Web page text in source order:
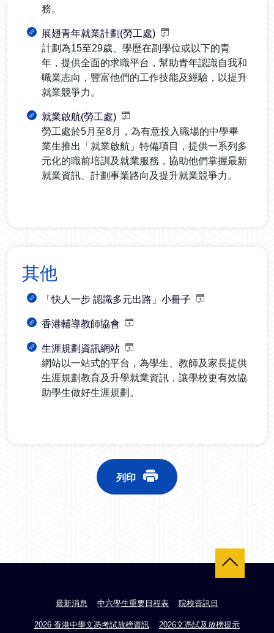
務。
展翅青年就業計劃(勞工處)
計劃為15至29歲、學歷在副學位或以下的青
年，提供全面的求職平台，幫助青年認識自我和
職業志向，豐富他們的工作技能及經驗，以提升
就業競爭力。
就業啟航(勞工處)
勞工處於5月至8月，為有意投入職場的中學畢
業生推出「就業啟航」特備項目，提供一系列多
元化的職前培訓及就業服務，協助他們掌握最新
就業資訊、計劃事業路向及提升就業競爭力。
其他
「快人一步 認識多元出路」小冊子
香港輔導教師協會
生涯規劃資訊網站
網站以一站式的平台，為學生、教師及家長提供
生涯規劃教育及升學就業資訊，讓學校更有效協
助學生做好生涯規劃。
列印
最新消息 中六學生重要日程表 院校資訊日
2026 香港中學文憑考試放榜資訊 2026文憑試及放榜提示
返回頂部